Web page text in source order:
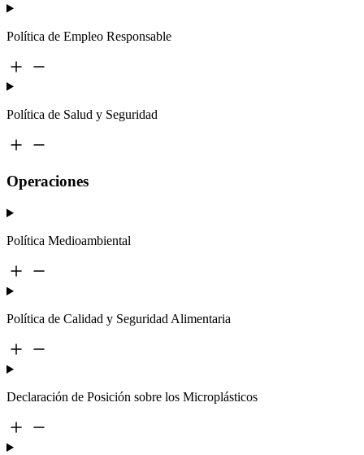
Política de Empleo Responsable
Política de Salud y Seguridad
Operaciones
Política Medioambiental
Política de Calidad y Seguridad Alimentaria
Declaración de Posición sobre los Microplásticos